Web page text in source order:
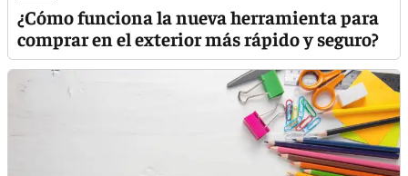
¿Cómo funciona la nueva herramienta para
comprar en el exterior más rápido y seguro?